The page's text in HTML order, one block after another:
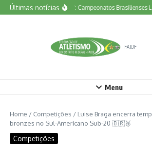
Ir para o conteúdo
Últimas notíciasVem aí: Campeonatos Brasilienses
FAtDF
Menu
Home / Competições / Luise Braga encerra
bronzes no Sul-Americano Sub-20 🇧🇷🥉
Competições